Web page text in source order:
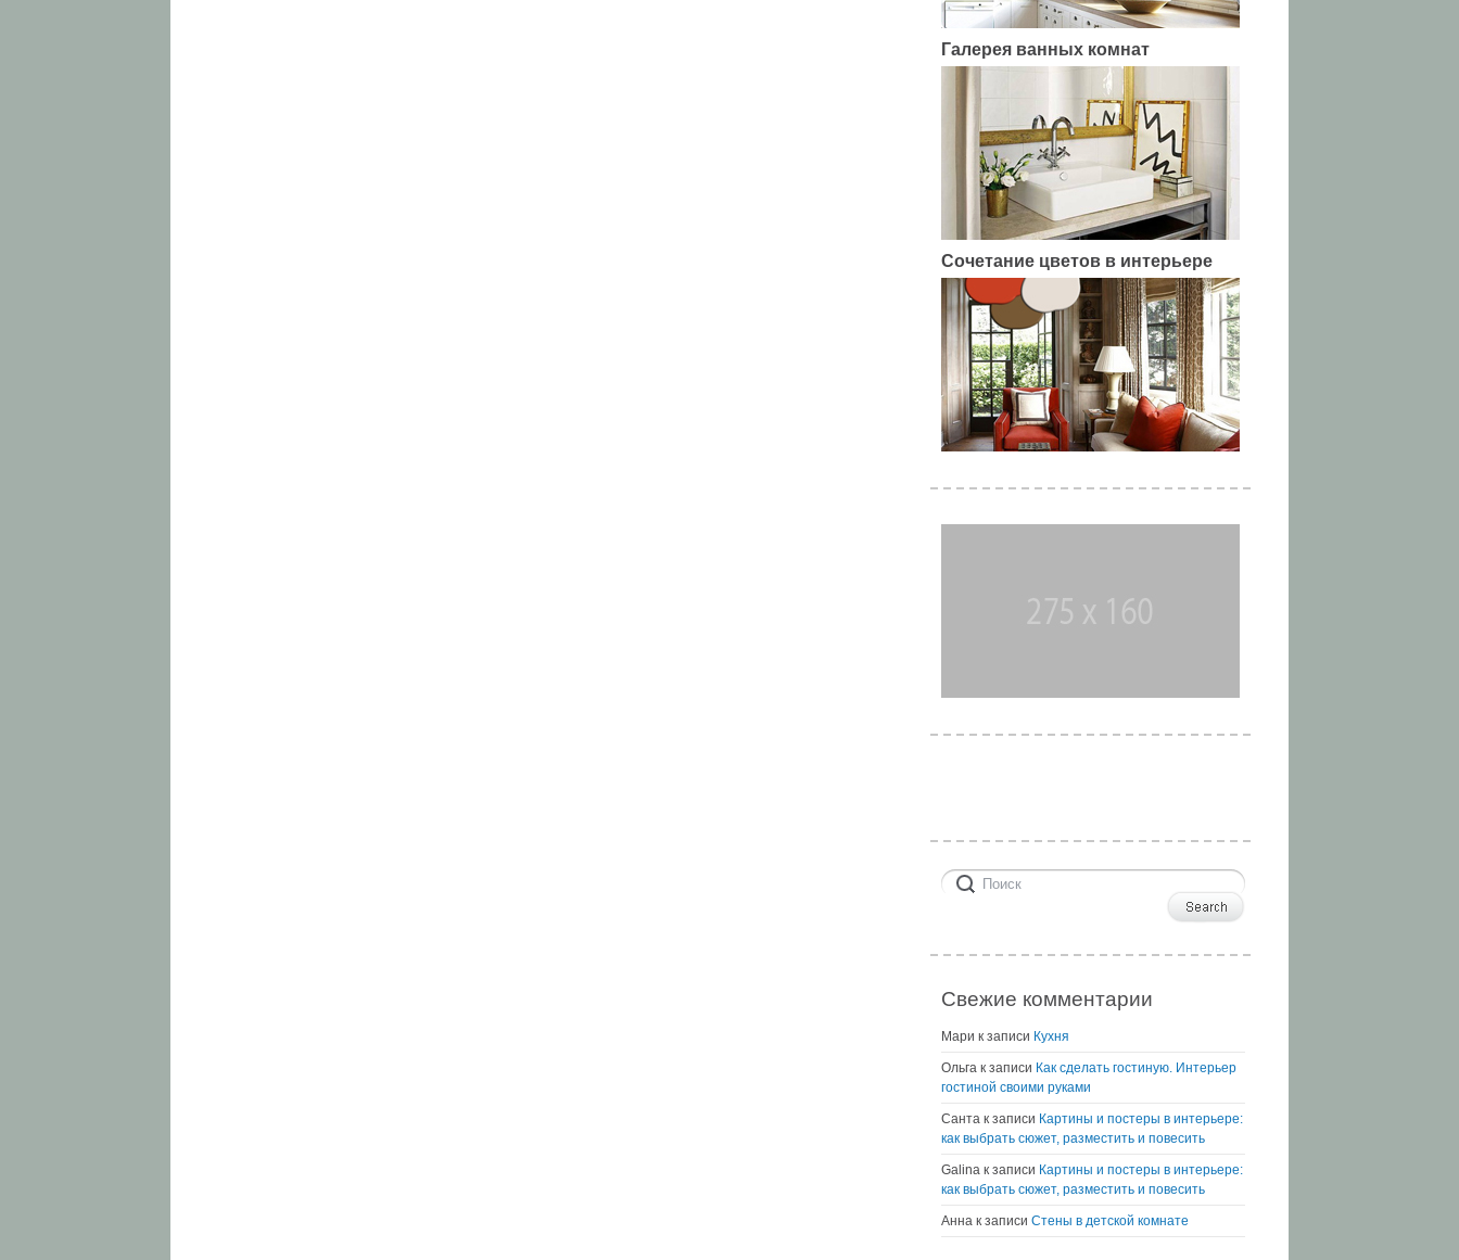
Галерея ванных комнат
Сочетание цветов в интерьере
Свежие комментарии
Мари к записи Кухня
Ольга к записи Как сделать гостиную. Интерьер
гостиной своими руками
Санта к записи Картины и постеры в интерьере:
как выбрать сюжет, разместить и повесить
Galina к записи Картины и постеры в интерьере:
как выбрать сюжет, разместить и повесить
Анна к записи Стены в детской комнате